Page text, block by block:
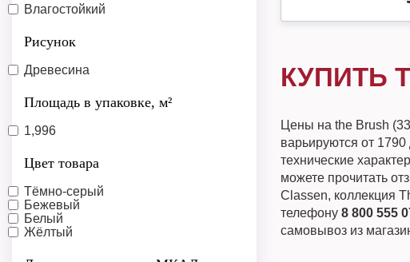
Влагостойкий
Рисунок
Древесина
Площадь в упаковке, м²
1,996
Цвет товара
Тёмно-серый
Бежевый
Белый
Жёлтый
КУПИТЬ
Цены на the Brush
варьируются от
технические
можете прочитать
Classen, коллекция
телефону 8 800 555
самовывоз из